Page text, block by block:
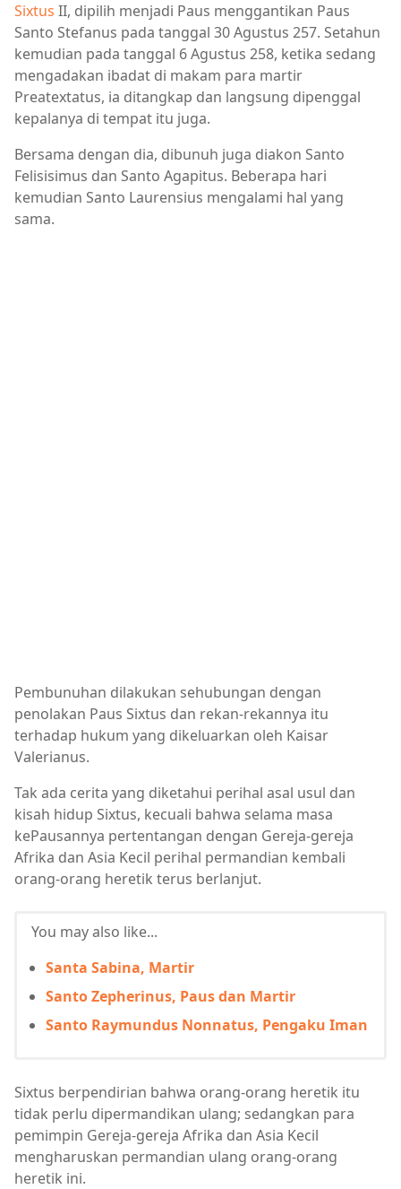
Sixtus II, dipilih menjadi Paus menggantikan Paus
Santo Stefanus pada tanggal 30 Agustus 257. Setahun
kemudian pada tanggal 6 Agustus 258, ketika sedang
mengadakan ibadat di makam para martir
Preatextatus, ia ditangkap dan langsung dipenggal
kepalanya di tempat itu juga.
Bersama dengan dia, dibunuh juga diakon Santo
Felisisimus dan Santo Agapitus. Beberapa hari
kemudian Santo Laurensius mengalami hal yang
sama.
Pembunuhan dilakukan sehubungan dengan
penolakan Paus Sixtus dan rekan-rekannya itu
terhadap hukum yang dikeluarkan oleh Kaisar
Valerianus.
Tak ada cerita yang diketahui perihal asal usul dan
kisah hidup Sixtus, kecuali bahwa selama masa
kePausannya pertentangan dengan Gereja-gereja
Afrika dan Asia Kecil perihal permandian kembali
orang-orang heretik terus berlanjut.
You may also like...
Santa Sabina, Martir
Santo Zepherinus, Paus dan Martir
Santo Raymundus Nonnatus, Pengaku Iman
Sixtus berpendirian bahwa orang-orang heretik itu
tidak perlu dipermandikan ulang; sedangkan para
pemimpin Gereja-gereja Afrika dan Asia Kecil
mengharuskan permandian ulang orang-orang
heretik ini.